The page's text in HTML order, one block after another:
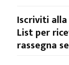
Iscriviti
List per
rassegna